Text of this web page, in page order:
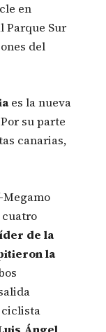
en
Parque Sur
del
es la nueva
su parte
canarias,
de la
la
ciclista
Ángel